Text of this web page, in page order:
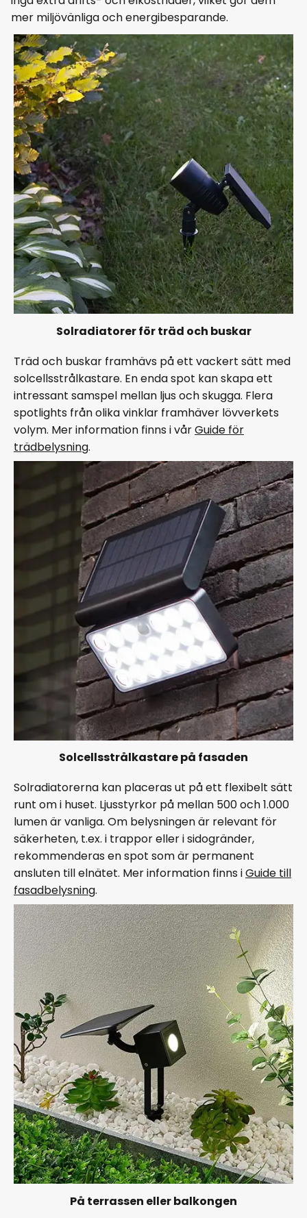
mer miljövänliga och energibesparande.
Solradiatorer för träd och buskar
Träd och buskar framhävs på ett vackert sätt med
solcellsstrålkastare. En enda spot kan skapa ett
intressant samspel mellan ljus och skugga. Flera
spotlights från olika vinklar framhäver lövverkets
volym. Mer information finns i vårGuide för
trädbelysning.
Solcellsstrålkastare på fasaden
Solradiatorerna kan placeras ut på ett flexibelt sätt
runt om i huset. Ljusstyrkor på mellan 500 och 1.000
lumen är vanliga. Om belysningen är relevant för
säkerheten, t.ex. i trappor eller i sidogränder,
rekommenderas en spot som är permanent
ansluten till elnätet. Mer information finns iGuide till
fasadbelysning.
På terrassen eller balkongen